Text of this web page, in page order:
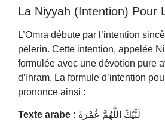
La Niyyah (Intention) Pour
L’Omra débute par l’intention
pèlerin. Cette intention, appelée
formulée avec une dévotion pure
d’Ihram. La formule d’intention
prononce ainsi :
Texte arabe : لَبَّيْكَ اللَّهُمَّ عُمْرَةً